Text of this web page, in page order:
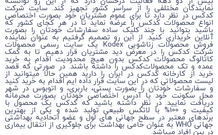
نمایندگان مختلفی را از سراسر کشور تجهیز کند. سایت شرکت
کدکس در نظر دارد تا برای عموم مشتریان خود بصورت اختصاصی
انواع محصولات کدکس را عرضه نماید تا در هر کجای کشور که
باشید بتوانید با چند کلیک ساده سفارشات خودتان را بصورت
آنلاین خریداری کنید. از این رو تصمیم گرفتیم به عنوان نماینده
فروش محصولات زناشویی Kodex یک سایت رسمی محصولات
شرکت کدکس را در معرض دید مشتریان قرار دهیم. تا به کمک
کاتالوگ محصولات کدکس بدون هیچ محدودیت اقدام به خرید
عمده و تک محصولات‌کدکس را داشته باشند. در صورتی که قصد
خرید از کارخانه کدکس در ایران را دارید همین حالا میتوانید از
لیست محصولاتی که در این سایت قرار داده ایم اقدام به خرید کنید
و سفارشات خودتان را بصورت پستی، باربری، و اتوبوس در شهر
محل سکونت خود یا آدرس اختصاصی خودتان بصورت محرمانه
دریافت نمایید. در نظر داشته باشید که کدکس یک محصول با
کیفیت و 100% با لاتکس طبیعی تولید شده و یکی از بهترین
برندهای معتبر در سطح جهانی های لول و عضو اتحادیه بهداشتی
جهانی WHO به عنوان حامی بهداشت برای جلوگیری از انتقال بیماری
در بین افراد میباشد.